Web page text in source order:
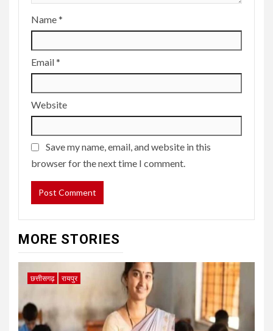
Name*
Email*
Website
Save my name, email, and website in this
browser for the next time I comment.
MORE STORIES
छत्तीसगढ़ रायपुर